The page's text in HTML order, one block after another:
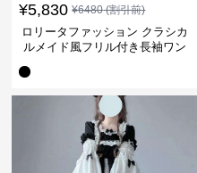
¥5,830 ¥6480(割引前)
ロリータファッション クラシカ
ルメイド風フリル付き長袖ワン